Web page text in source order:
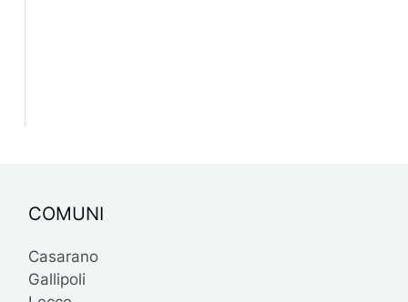
COMUNI
Casarano
Gallipoli